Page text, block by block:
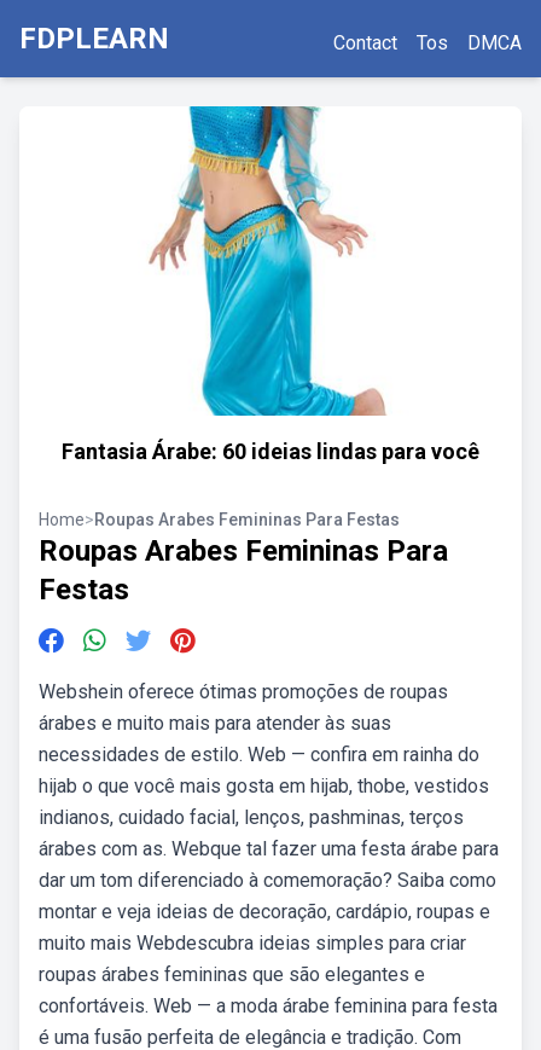
FDPLEARN Contact Tos DMCA
Fantasia Árabe: 60 ideias lindas para você
Home>Roupas Arabes Femininas Para Festas
Roupas Arabes Femininas Para
Festas
Webshein oferece ótimas promoções de roupas
árabes e muito mais para atender às suas
necessidades de estilo. Web — confira em rainha do
hijab o que você mais gosta em hijab, thobe, vestidos
indianos, cuidado facial, lenços, pashminas, terços
árabes com as. Webque tal fazer uma festa árabe para
dar um tom diferenciado à comemoração? Saiba como
montar e veja ideias de decoração, cardápio, roupas e
muito mais Webdescubra ideias simples para criar
roupas árabes femininas que são elegantes e
confortáveis. Web — a moda árabe feminina para festa
é uma fusão perfeita de elegância e tradição. Com